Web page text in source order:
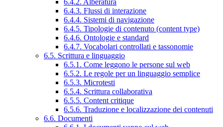
6.4.2. Alberatura
6.4.3. Flussi di interazione
6.4.4. Sistemi di navigazione
6.4.5. Tipologie di contenuto (content type)
6.4.6. Ontologie e standard
6.4.7. Vocabolari controllati e tassonomie
6.5. Scrittura e linguaggio
6.5.1. Come leggono le persone sul web
6.5.2. Le regole per un linguaggio semplice
6.5.3. Microtesti
6.5.4. Scrittura collaborativa
6.5.5. Content critique
6.5.6. Traduzione e localizzazione dei contenuti
6.6. Documenti